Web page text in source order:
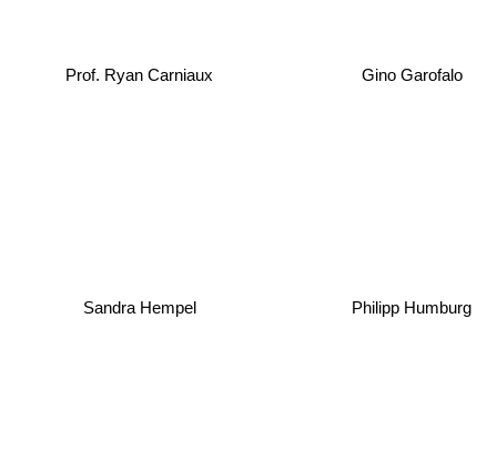
Prof. Ryan Carniaux Gino Garofalo
Sandra Hempel Philipp Humburg